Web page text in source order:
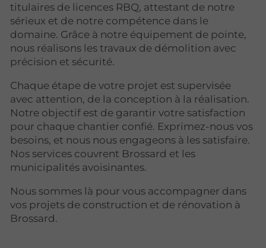
titulaires de licences RBQ, attestant de notre
sérieux et de notre compétence dans le
domaine. Grâce à notre équipement de pointe,
nous réalisons les travaux de démolition avec
précision et sécurité.
Chaque étape de votre projet est supervisée
avec attention, de la conception à la réalisation.
Notre objectif est de garantir votre satisfaction
pour chaque chantier confié. Exprimez-nous vos
besoins, et nous nous engageons à les satisfaire.
Nos services couvrent Brossard et les
municipalités avoisinantes.
Nous sommes là pour vous accompagner dans
vos projets de construction et de rénovation à
Brossard.